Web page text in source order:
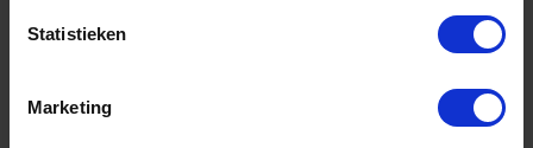
Statistieken
Marketing
- +